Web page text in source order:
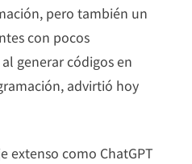
pero también un
con pocos
generar códigos en
advirtió hoy
extenso como ChatGPT